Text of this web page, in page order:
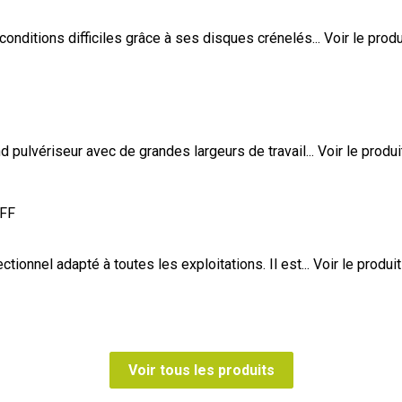
difficiles grâce à ses disques crénelés... Voir le
pulvériseur avec de grandes largeurs de travail... Voir le
adapté à toutes les exploitations. Il est... Voir le produit
Voir tous les produits